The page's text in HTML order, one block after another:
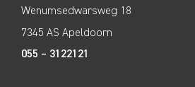
Wenumsedwarsweg 18
7345 AS Apeldoorn
055 – 3122121